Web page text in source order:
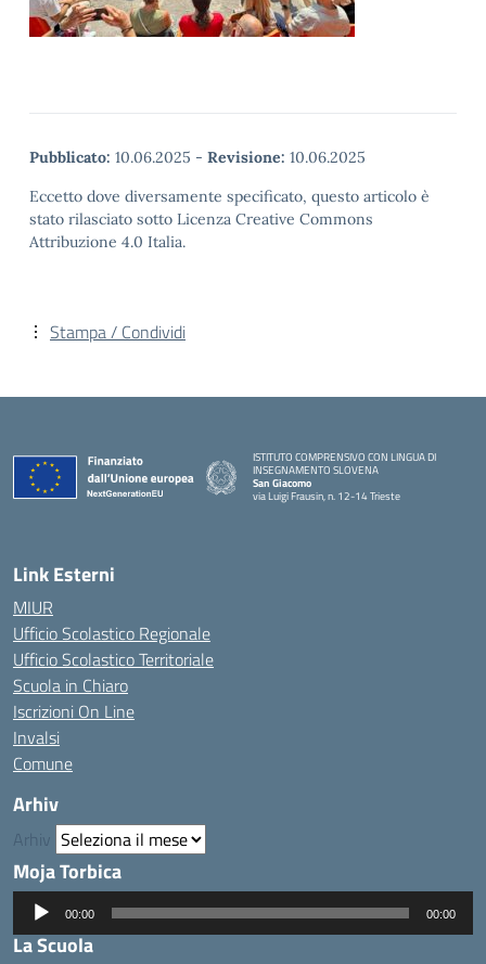
Pubblicato: 10.06.2025 - Revisione: 10.06.2025
Eccetto dove diversamente specificato, questo articolo è
stato rilasciato sotto Licenza Creative Commons
Attribuzione 4.0 Italia.
Stampa / Condividi
ISTITUTO COMPRENSIVO CON LINGUA DI
INSEGNAMENTO SLOVENA
San Giacomo
via Luigi Frausin, n. 12-14 Trieste
— Visita la pagina iniziale della scuola
Link Esterni
MIUR
Ufficio Scolastico Regionale
Ufficio Scolastico Territoriale
Scuola in Chiaro
Iscrizioni On Line
Invalsi
Comune
Arhiv
Arhiv
Moja Torbica
Audio
Player
00:00 00:00
La Scuola